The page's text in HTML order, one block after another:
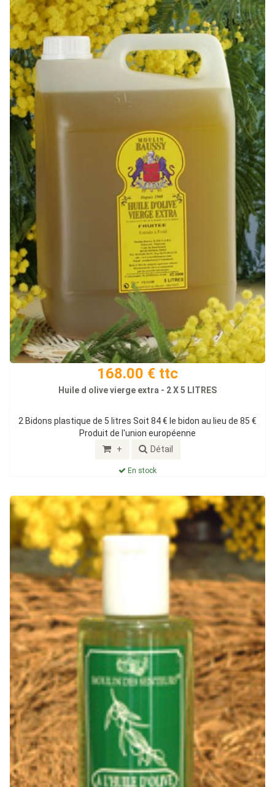
168.00 € ttc
Huile d olive vierge extra - 2 X 5 LITRES
2 Bidons plastique de 5 litres Soit 84 € le bidon au lieu de 85 €
Produit de l'union européenne
+ Détail
En stock